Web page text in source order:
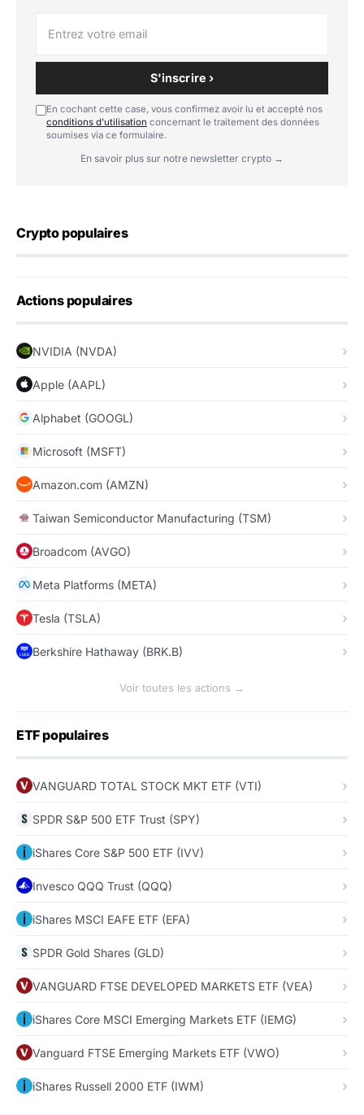
S'inscrire ›
En cochant cette case, vous confirmez avoir lu et accepté nos
conditions d'utilisation concernant le traitement des données
soumises via ce formulaire.
En savoir plus sur notre newsletter crypto →
Crypto populaires
Actions populaires
NVIDIA (NVDA)
Apple (AAPL)
Alphabet (GOOGL)
Microsoft (MSFT)
Amazon.com (AMZN)
Taiwan Semiconductor Manufacturing (TSM)
Broadcom (AVGO)
Meta Platforms (META)
Tesla (TSLA)
Berkshire Hathaway (BRK.B)
Voir toutes les actions →
ETF populaires
VANGUARD TOTAL STOCK MKT ETF (VTI)
SPDR S&P 500 ETF Trust (SPY)
iShares Core S&P 500 ETF (IVV)
Invesco QQQ Trust (QQQ)
iShares MSCI EAFE ETF (EFA)
SPDR Gold Shares (GLD)
VANGUARD FTSE DEVELOPED MARKETS ETF (VEA)
iShares Core MSCI Emerging Markets ETF (IEMG)
Vanguard FTSE Emerging Markets ETF (VWO)
iShares Russell 2000 ETF (IWM)